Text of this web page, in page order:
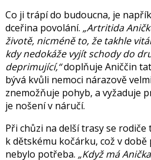
Co ji trápí do budoucna, je
dceřina povolání. „Artritida
životě, nicméně to, že takhle
kdy nedokáže vyjít schody do
deprimující,“doplňuje Aniččin
bývá kvůli nemoci nárazově
znemožňuje pohyb, a vyžaduje
je nošení v náručí.
Při chůzi na delší trasy se rodiče
k dětskému kočárku, což v době
nebylo potřeba. „Když má